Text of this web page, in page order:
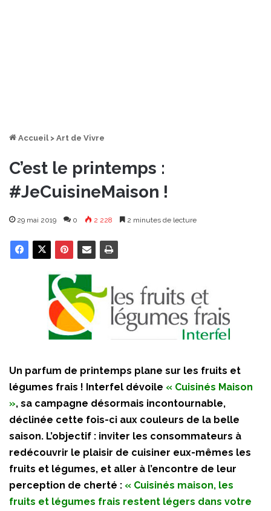
Accueil > Art de Vivre
C’est le printemps :
#JeCuisineMaison !
29 mai 2019 0 2 228 2 minutes de lecture
Un parfum de printemps plane sur les fruits et
légumes frais ! Interfel dévoile « Cuisinés Maison
», sa campagne désormais incontournable,
déclinée cette fois-ci aux couleurs de la belle
saison. L’objectif : inviter les consommateurs à
redécouvrir le plaisir de cuisiner eux-mêmes les
fruits et légumes, et aller à l’encontre de leur
perception de cherté : « Cuisinés maison, les
fruits et légumes frais restent légers dans votre